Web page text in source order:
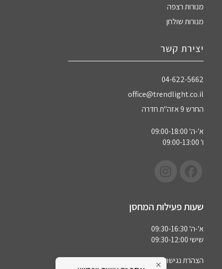
מנורות רצפה
מנורות שולחן
יצירת קשר
04-622-5662‏
office@trendlight.co.il
החרש 9 אזה"ת חדרה
א'-ה' 09:00-18:00
ו' 09:00-13:00
שעות פעילות המחסן
א'-ה' 09:30-16:30
שישי 09:30-12:00
הצהרת נגישות×